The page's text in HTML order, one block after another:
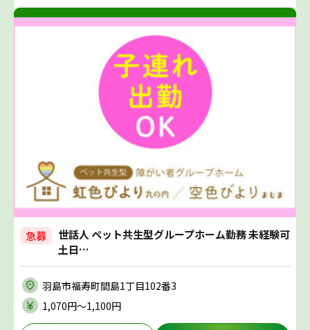
急募
世話人 ペット共生型グループホーム勤務 未経験可
土日…
羽島市福寿町間島1丁目102番3
1,070円〜1,100円